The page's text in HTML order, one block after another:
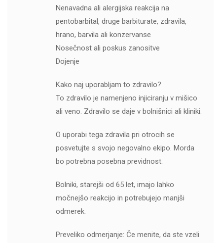
Nenavadna ali alergijska reakcija na
pentobarbital, druge barbiturate, zdravila,
hrano, barvila ali konzervanse
Nosečnost ali poskus zanositve
Dojenje
Kako naj uporabljam to zdravilo?
To zdravilo je namenjeno injiciranju v mišico
ali veno. Zdravilo se daje v bolnišnici ali kliniki.
O uporabi tega zdravila pri otrocih se
posvetujte s svojo negovalno ekipo. Morda
bo potrebna posebna previdnost.
Bolniki, starejši od 65 let, imajo lahko
močnejšo reakcijo in potrebujejo manjši
odmerek.
Preveliko odmerjanje: Če menite, da ste vzeli